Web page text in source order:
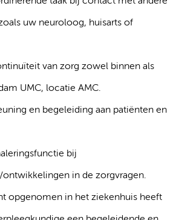
uw neuroloog, huisarts of
van zorg zowel binnen als
UMC, locatie AMC.
en begeleiding aan patiënten en
bij
ontwikkelingen in de zorgvragen.
opgenomen in het ziekenhuis heeft